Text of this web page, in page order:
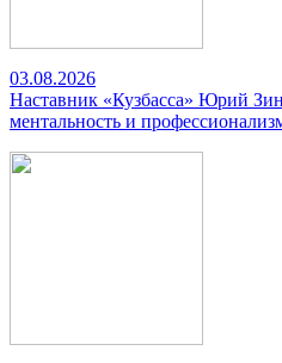
03.08.2026
Наставник «Кузбасса» Юрий
ментальность и